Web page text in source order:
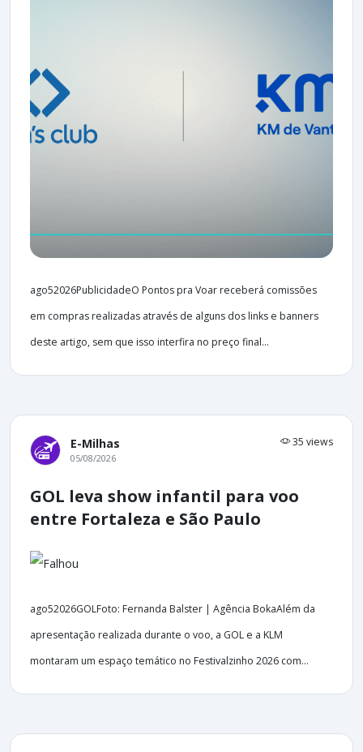
ago52026PublicidadeO Pontos pra Voar receberá comissões
em compras realizadas através de alguns dos links e banners
deste artigo, sem que isso interfira no preço final...
E-Milhas 35 views
05/08/2026
GOL leva show infantil para voo
entre Fortaleza e São Paulo
ago52026GOLFoto: Fernanda Balster | Agência BokaAlém da
apresentação realizada durante o voo, a GOL e a KLM
montaram um espaço temático no Festivalzinho 2026 com...